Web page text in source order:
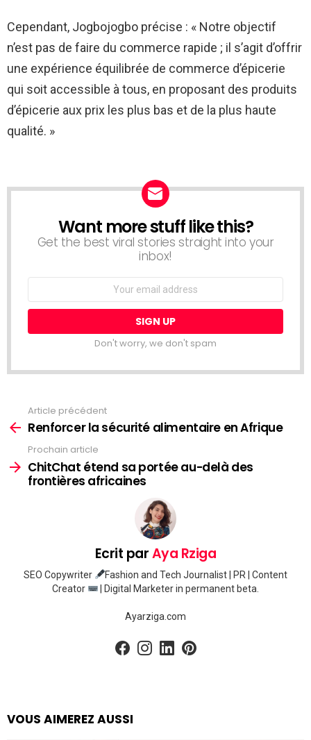
Cependant, Jogbojogbo précise : « Notre objectif
n’est pas de faire du commerce rapide ; il s’agit d’offrir
une expérience équilibrée de commerce d’épicerie
qui soit accessible à tous, en proposant des produits
d’épicerie aux prix les plus bas et de la plus haute
qualité. »
NEWSLETTER
Want more stuff like this?
Get the best viral stories straight into your
inbox!
Email
Don't worry, we don't spam
plus
Article précédent
Renforcer la sécurité alimentaire en Afrique
Prochain article
ChitChat étend sa portée au-delà des
frontières africaines
Ecrit parAya Rziga
SEO Copywriter
Fashion and Tech Journalist | PR | Content
Creator
| Digital Marketer in permanent beta.
Ayarziga.com
facebookinstagram
linkedin
VOUS AIMEREZ AUSSI